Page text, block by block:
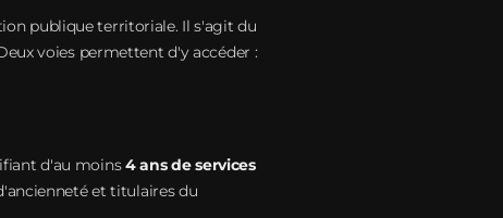
publique territoriale. Il s'agit du
voies permettent d'y accéder :
d'au moins4 ans de services
et titulaires du